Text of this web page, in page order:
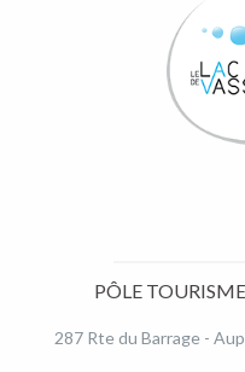
PÔLE
287 Rte du Barrage -